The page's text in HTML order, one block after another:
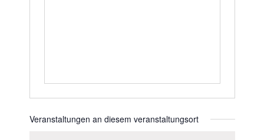
Veranstaltungen an diesem veranstaltungsort